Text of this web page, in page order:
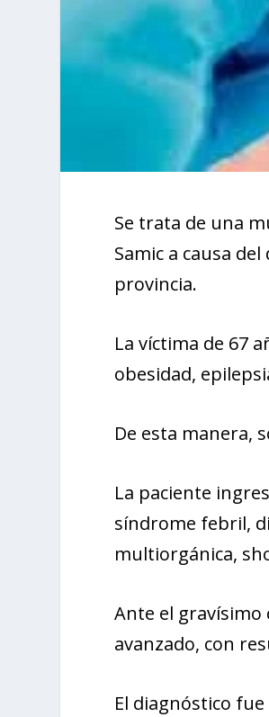
Se trata de una
Samic a causa
provincia.
La víctima de 67
obesidad,
De esta manera,
La paciente
síndrome febril,
multiorgánica,
Ante el gravísimo
avanzado, con
El diagnóstico